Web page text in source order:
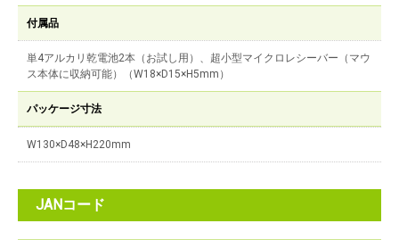
付属品
単4アルカリ乾電池2本（お試し用）、超小型マイクロレシーバー（マウ
ス本体に収納可能）（W18×D15×H5mm）
パッケージ寸法
W130×D48×H220mm
JANコード